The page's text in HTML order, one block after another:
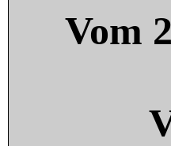
Vom